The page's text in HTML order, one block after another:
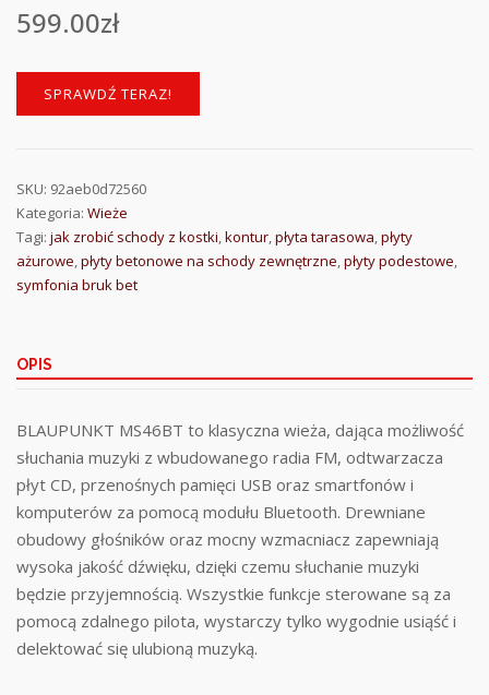
599.00zł
SPRAWDŹ TERAZ!
SKU: 92aeb0d72560
Kategoria: Wieże
Tagi: jak zrobić schody z kostki,kontur,płyta tarasowa,płyty
ażurowe,płyty betonowe na schody zewnętrzne,płyty podestowe,
symfonia bruk bet
OPIS
BLAUPUNKT MS46BT to klasyczna wieża, dająca możliwość
słuchania muzyki z wbudowanego radia FM, odtwarzacza
płyt CD, przenośnych pamięci USB oraz smartfonów i
komputerów za pomocą modułu Bluetooth. Drewniane
obudowy głośników oraz mocny wzmacniacz zapewniają
wysoka jakość dźwięku, dzięki czemu słuchanie muzyki
będzie przyjemnością. Wszystkie funkcje sterowane są za
pomocą zdalnego pilota, wystarczy tylko wygodnie usiąść i
delektować się ulubioną muzyką.